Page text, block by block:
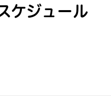
ケジュール